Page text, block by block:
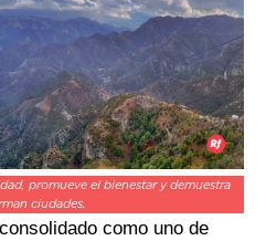
promueve el bienestar y demuestra
ciudades.
como uno de